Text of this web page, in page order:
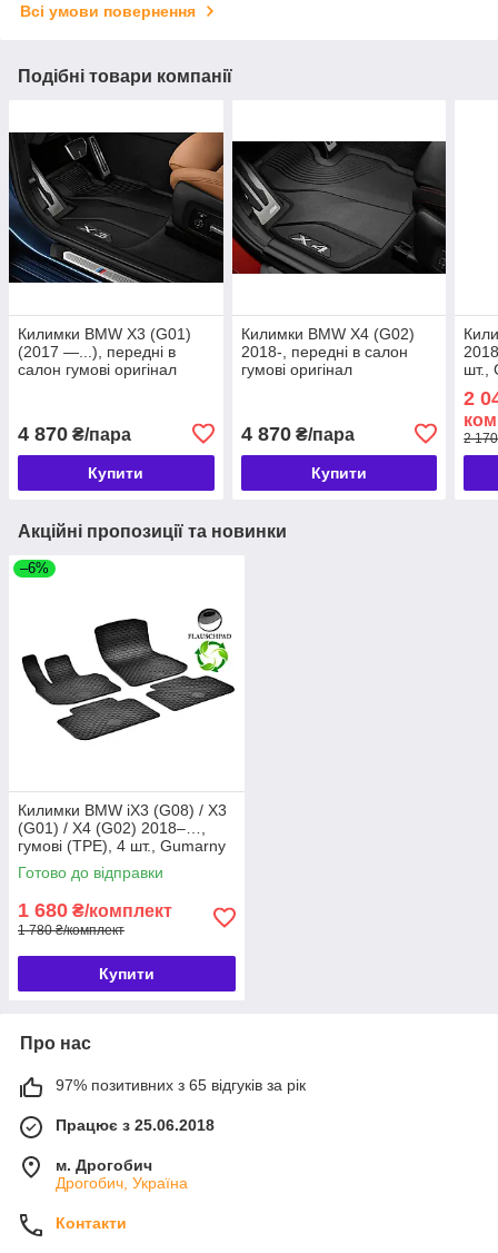
Всі умови повернення
Подібні товари компанії
Килимки BMW X3 (G01)
(2017 —...), передні в
салон гумові оригінал
4 870 ₴/пара
Купити
Килимки BMW X4 (G02)
2018-, передні в салон
гумові оригінал
4 870₴/пара
Купити
шт.,
2
2
Акційні пропозиції та новинки
–6%
Килимки BMW iX3 (G08) / X3
(G01) / X4 (G02) 2018–…,
гумові (TPE), 4 шт., Gumarny
Zubri Чехія (P222444FL)
Готово до відправки
1 680 ₴/комплект
1 780 ₴/комплект
Купити
Про нас
97% позитивних з 65 відгуків за рік
Працює з 25.06.2018
м. Дрогобич
Дрогобич, Україна
Контакти